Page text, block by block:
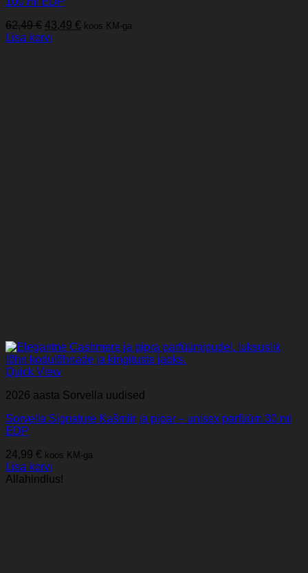
62,49€ Algne
hind
43,49 € Praegune
koos KM-ga
Lisa korvi
Quick View
2026 aasta Sorvella uudised
Sorvella Signature Kašmiir ja pipar – unisex parfüüm 30 ml
EDP
24,99 € koos KM-ga
Lisa korvi
Allahindlus!